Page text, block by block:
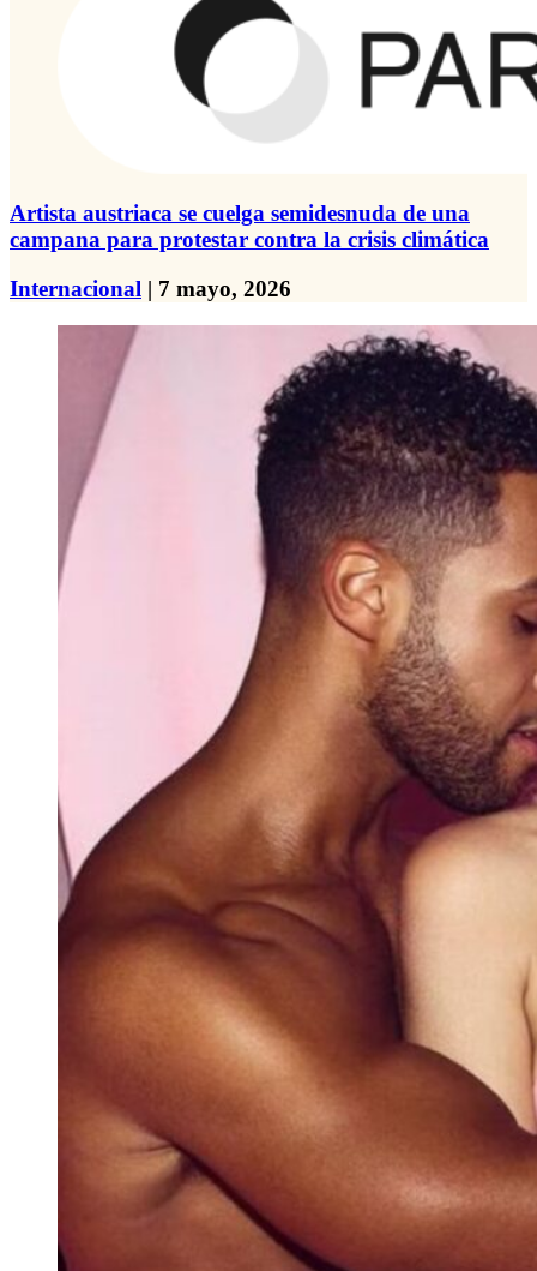
Artista austriaca se cuelga semidesnuda de una
campana para protestar contra la crisis climática
Internacional | 7 mayo, 2026